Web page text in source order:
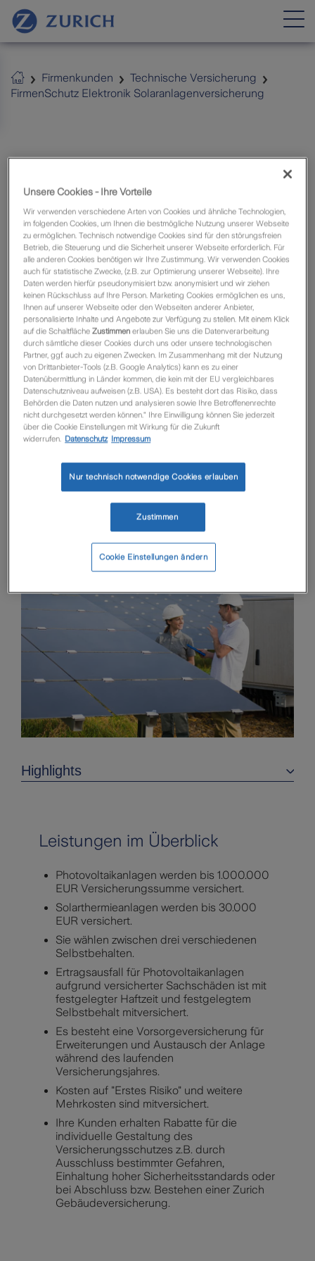
Zurich Maklerweb
Firmenkunden
Technische Versicherung
FirmenSchutz Elektronik Solaranlagenversicherung
Solaranlagenversicherung
Solaranlagen schützen die Umwelt –
Zurich schützt die Solaranlagen
Vor dem Hintergrund steigender Energiepreise
gewinnt Solarenergie immer mehr an Bedeutung.
Als Betreiber einer Photovoltaikanlage will Ihr Kunde
von seiner ins öffentliche Netz eingespeisten Energie
profitieren.
Deshalb sollte er sich gegen finanzielle Verluste durch
Schäden und Ertragsausfall schützen.
Mit der FirmenSchutz Elektronik
Solaranlagenversicherung bieten wir Ihrem Kunden
einen umfassenden Versicherungsschutz für
Photovoltaikanlagen und thermische Solaranlagen.
Highlights
Dokumente
Leistungen im Überblick
Photovoltaikanlagen werden bis 1.000.000
EUR Versicherungssumme versichert.
Solarthermieanlagen werden bis 30.000
EUR versichert.
Sie wählen zwischen drei verschiedenen
Selbstbehalten.
Ertragsausfall für Photovoltaikanlagen
aufgrund versicherter Sachschäden ist mit
festgelegter Haftzeit und festgelegtem
Selbstbehalt mitversichert.
Es besteht eine Vorsorgeversicherung für
Erweiterungen und Austausch der Anlage
während des laufenden
Versicherungsjahres.
Kosten auf "Erstes Risiko" und weitere
Mehrkosten sind mitversichert.
Ihre Kunden erhalten Rabatte für die
individuelle Gestaltung des
Versicherungsschutzes z.B. durch
Ausschluss bestimmter Gefahren,
Einhaltung hoher Sicherheitsstandards oder
bei Abschluss bzw. Bestehen einer Zurich
Gebäudeversicherung.
Unsere Cookies - Ihre Vorteile
Wir verwenden verschiedene Arten von Cookies und ähnliche Technologien,
im folgenden Cookies, um Ihnen die bestmögliche Nutzung unserer Webseite
zu ermöglichen. Technisch notwendige Cookies sind für den störungsfreien
Betrieb, die Steuerung und die Sicherheit unserer Webseite erforderlich. Für
alle anderen Cookies benötigen wir Ihre Zustimmung. Wir verwenden Cookies
auch für statistische Zwecke, (z.B. zur Optimierung unserer Webseite). Ihre
Daten werden hierfür pseudonymisiert bzw. anonymisiert und wir ziehen
keinen Rückschluss auf Ihre Person. Marketing Cookies ermöglichen es uns,
Ihnen auf unserer Webseite oder den Webseiten anderer Anbieter,
personalisierte Inhalte und Angebote zur Verfügung zu stellen. Mit einem Klick
auf die SchaltflächeZustimmenerlauben Sie uns die Datenverarbeitung
durch sämtliche dieser Cookies durch uns oder unsere technologischen
Partner, ggf. auch zu eigenen Zwecken. Im Zusammenhang mit der Nutzung
von Drittanbieter-Tools (z.B. Google Analytics) kann es zu einer
Datenübermittlung in Länder kommen, die kein mit der EU vergleichbares
Datenschutzniveau aufweisen (z.B. USA). Es besteht dort das Risiko, dass
Behörden die Daten nutzen und analysieren sowie Ihre Betroffenenrechte
nicht durchgesetzt werden können.“ Ihre Einwilligung können Sie jederzeit
über die Cookie Einstellungen mit Wirkung für die Zukunft
widerrufen.
Datenschutz Impressum
Nur technisch notwendige Cookies erlauben
Zustimmen
Cookie Einstellungen ändern